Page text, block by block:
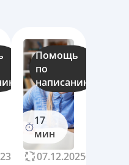
11235
Помощь
по
написанию
17
мин
07.12.2025